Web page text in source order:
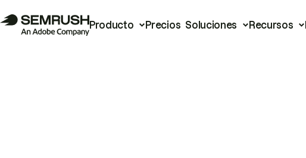
Producto Precios Soluciones Recursos